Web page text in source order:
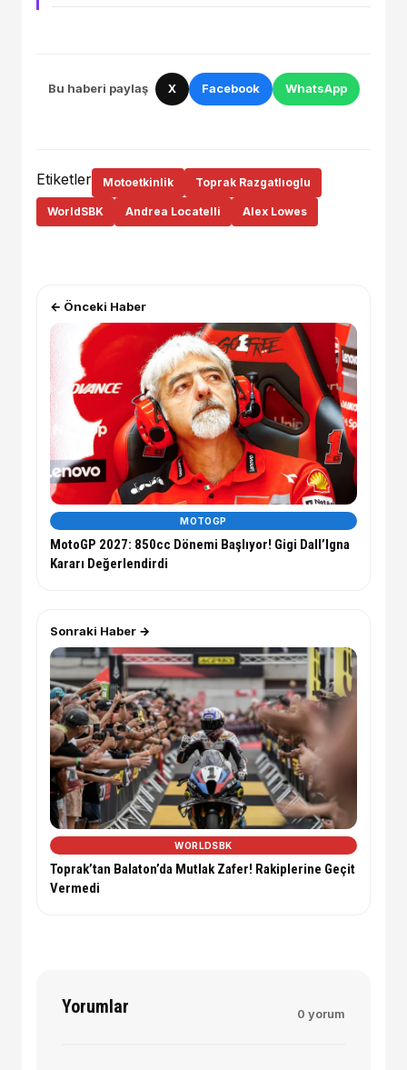
Bu haberi paylaş X Facebook WhatsApp
Etiketler Motoetkinlik Toprak Razgatlıoglu
WorldSBK Andrea Locatelli Alex Lowes
← Önceki Haber
MOTOGP
MotoGP 2027: 850cc Dönemi Başlıyor! Gigi Dall’Igna
Kararı Değerlendirdi
Sonraki Haber →
WORLDSBK
Toprak’tan Balaton’da Mutlak Zafer! Rakiplerine Geçit
Vermedi
Yorumlar 0 yorum